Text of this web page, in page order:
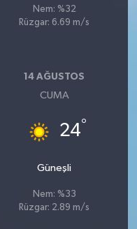
Nem: %32
Rüzgar: 6.69 m/s
14 AĞUSTOS
CUMA
24°
Güneşli
Nem: %33
Rüzgar: 2.89 m/s